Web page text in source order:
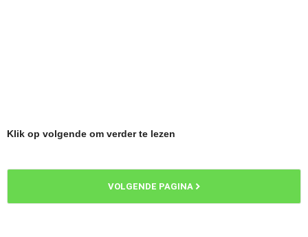
Klik op volgende om verder te lezen
VOLGENDE PAGINA